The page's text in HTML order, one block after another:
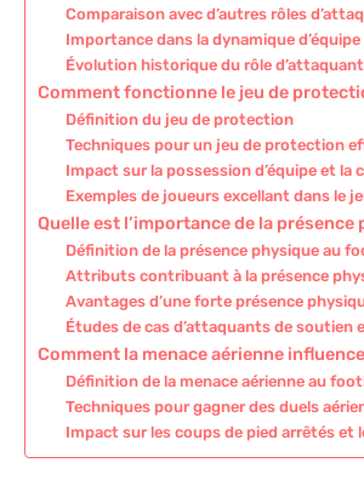
Comparaison avec d’autres rôles
Importance dans la dynamique d’équipe
Évolution historique du rôle
Comment fonctionne le jeu de
Définition du jeu de protection
Techniques pour un jeu de protection
Impact sur la possession d’équipe et
Exemples de joueurs excellant dans le
Quelle est l’importance de la
Définition de la présence physique au
Attributs contribuant à la présence
Avantages d’une forte présence
Études de cas d’attaquants de soutien
Comment la menace aérienne
Définition de la menace aérienne au
Techniques pour gagner des duels
Impact sur les coups de pied arrêtés et